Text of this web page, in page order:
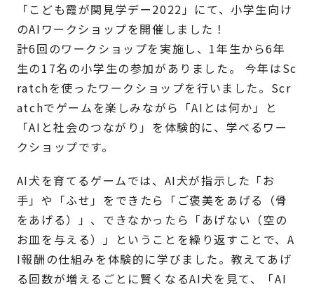
「こども霞が関見学デー2022」にて、小学生向け
のAIワークショップを開催しました！
計6回のワークショップを実施し、1年生から6年
生の17名の小学生の参加がありました。 今年はSc
ratchを使ったワークショップを行いました。 Scr
atchでゲームを楽しみながら「AIとは何か」と
「AIと社会のつながり」を体験的に、学べるワー
クショップです。
AI犬を育てるゲームでは、AI犬が指示した「お
手」や「ふせ」をできたら「ご褒美をあげる（骨
をあげる）」、できなかったら「あげない（空の
お皿を与える）」ということを繰り返すことで、A
I報酬の仕組みを体験的に学びました。教えてあげ
る回数が増えるごとに賢くなるAI犬を見て、「AI